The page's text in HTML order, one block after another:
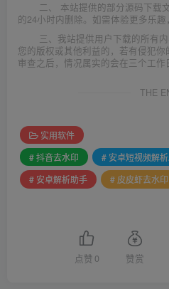
二、 本站提供的部分源码下载
的24小时内删除。如需体验更多乐趣
三、我站提供用户下载的所有
您的版权或其他利益的，若有侵犯你
审查之后，情况属实的会在三个工作
THE
实用软件
# 抖音去水印
# 安卓短视频解
# 安卓解析助手
# 皮皮虾去水印
点赞 0 赞赏